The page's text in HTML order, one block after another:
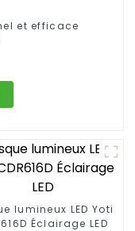
et efficace
lumineux LED Yoti
Éclairage LED